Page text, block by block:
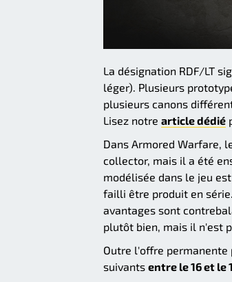
La désignation RDF/LT
léger). Plusieurs
plusieurs canons
Lisez notre article dédié
Dans Armored Warfare,
collector, mais il a été
modélisée dans le jeu
failli être produit en
avantages sont
plutôt bien, mais il n'est
Outre l'offre permanente
suivants entre le 16 et le